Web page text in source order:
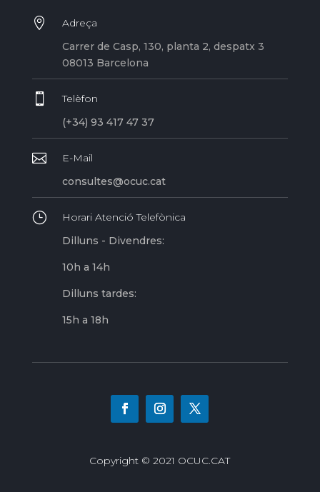

Adreça
Carrer de Casp, 130, planta 2, despatx 3
08013 Barcelona

Telèfon
(+34) 93 417 47 37

E-Mail
consultes@ocuc.cat
}
Horari Atenció Telefònica
Dilluns - Divendres:
10h a 14h
Dilluns tardes:
15h a 18h
Copyright © 2021 OCUC.CAT